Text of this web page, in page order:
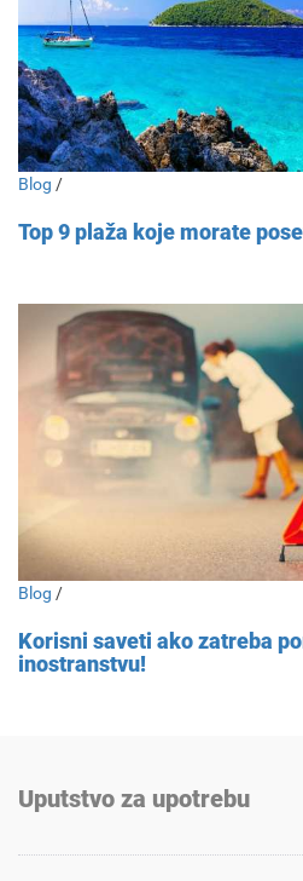
Blog /
Top 9 plaža koje morate
Blog /
Korisni saveti ako zatreba
inostranstvu!
Uputstvo za upotrebu